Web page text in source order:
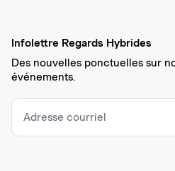
Infolettre Regards Hybrides
Des nouvelles ponctuelles sur
événements.